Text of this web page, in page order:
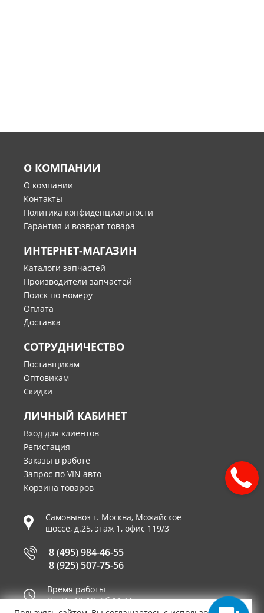
О КОМПАНИИ
О компании
Контакты
Политика конфиденциальности
Гарантия и возврат товара
ИНТЕРНЕТ-МАГАЗИН
Каталоги запчастей
Производители запчастей
Поиск по номеру
Оплата
Доставка
СОТРУДНИЧЕСТВО
Поставщикам
Оптовикам
Скидки
ЛИЧНЫЙ КАБИНЕТ
Вход для клиентов
Регистация
Заказы в работе
Запрос по VIN авто
Корзина товаров
Самовывоз г. Москва, Можайское
шоссе, д.25, этаж 1, офис 119/3
8 (495) 984-46-55
8 (925) 507-75-56
Время работы
Пн-Пт 10-19, Сб 11-16